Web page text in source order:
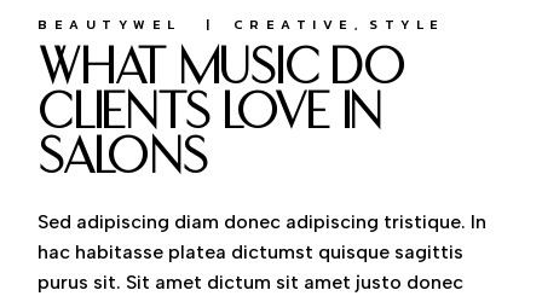
BEAUTYWEL CREATIVE STYLE
what music do
clients love in
salons
Sed adipiscing diam donec adipiscing tristique. In
hac habitasse platea dictumst quisque sagittis
purus sit. Sit amet dictum sit amet justo donec